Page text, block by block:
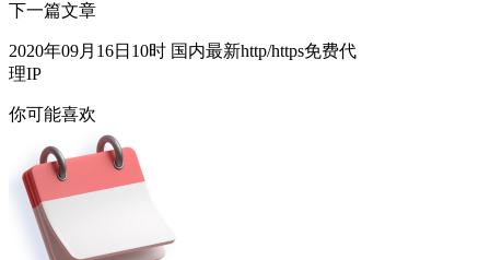
下一篇文章
2020年09月16日10时 国内最新http/https免费代
理IP
你可能喜欢